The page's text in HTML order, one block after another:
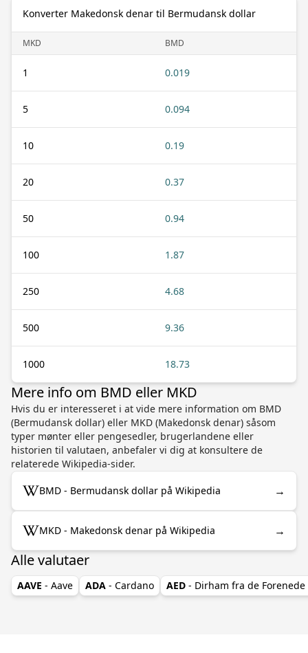
Konverter Makedonsk denar til Bermudansk dollar
MKD BMD
1 0.019
5 0.094
10 0.19
20 0.37
50 0.94
100 1.87
250 4.68
500 9.36
1000 18.73
Mere info om BMD eller MKD
Hvis du er interesseret i at vide mere information om BMD
(Bermudansk dollar) eller MKD (Makedonsk denar) såsom
typer mønter eller pengesedler, brugerlandene eller
historien til valutaen, anbefaler vi dig at konsultere de
relaterede Wikipedia-sider.
BMD - Bermudansk dollar på Wikipedia →
MKD - Makedonsk denar på Wikipedia →
Alle valutaer
AAVE - Aave ADA - Cardano AED - Dirham fra de